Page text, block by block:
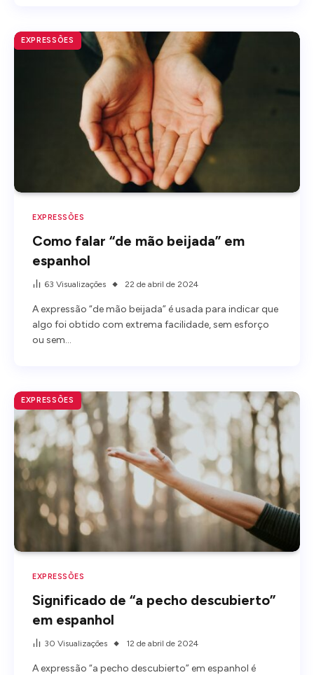
EXPRESSÕES
EXPRESSÕES
Como falar “de mão beijada” em
espanhol
63 Visualizações 22 de abril de 2024
A expressão “de mão beijada” é usada para indicar que
algo foi obtido com extrema facilidade, sem esforço
ou sem…
EXPRESSÕES
EXPRESSÕES
Significado de “a pecho descubierto”
em espanhol
30 Visualizações 12 de abril de 2024
A expressão “a pecho descubierto” em espanhol é